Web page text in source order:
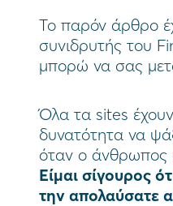
Το παρόν άρθρο
συνιδρυτής του
μπορώ να σας
Όλα τα sites
δυνατότητα να
όταν ο άνθρωπος
Είμαι σίγουρος
την απολαύσατε